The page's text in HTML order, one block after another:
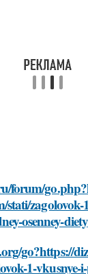
forum/
zagolovok-
osenney-diety
go?https://
1-vkusnye-